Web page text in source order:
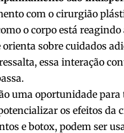
com o cirurgião
o corpo está
orienta sobre cuidados
essa interação
uma oportunidade
os efeitos da
e botox, podem ser